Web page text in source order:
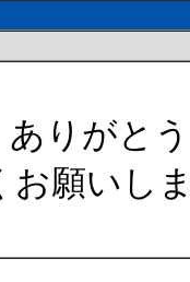
ありがと
お願いし